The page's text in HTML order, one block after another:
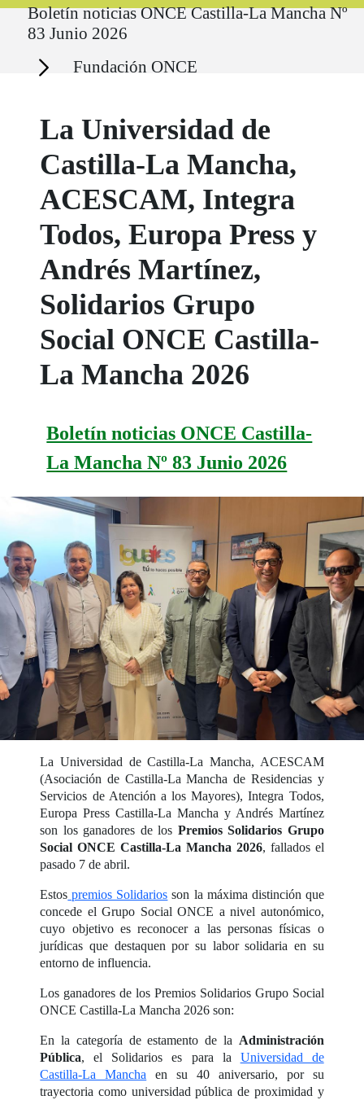
Boletín noticias ONCE Castilla-La Mancha Nº
83 Junio 2026
Secciones Fundación ONCE
La Universidad de
Castilla-La Mancha,
ACESCAM, Integra
Todos, Europa Press y
Andrés Martínez,
Solidarios Grupo
Social ONCE Castilla-
La Mancha 2026
Boletín noticias ONCE Castilla-
La Mancha Nº 83 Junio 2026
La Universidad de Castilla-La Mancha, ACESCAM
(Asociación de Castilla-La Mancha de Residencias y
Servicios de Atención a los Mayores), Integra Todos,
Europa Press Castilla-La Mancha y Andrés Martínez
son los ganadores de los Premios Solidarios Grupo
Social ONCE Castilla-La Mancha 2026, fallados el
pasado 7 de abril.
Estos premios Solidarios son la máxima distinción que
concede el Grupo Social ONCE a nivel autonómico,
cuyo objetivo es reconocer a las personas físicas o
jurídicas que destaquen por su labor solidaria en su
entorno de influencia.
Los ganadores de los Premios Solidarios Grupo Social
ONCE Castilla-La Mancha 2026 son:
En la categoría de estamento de la Administración
Pública, el Solidarios es para la Universidad de
Castilla-La Mancha en su 40 aniversario, por su
trayectoria como universidad pública de proximidad y